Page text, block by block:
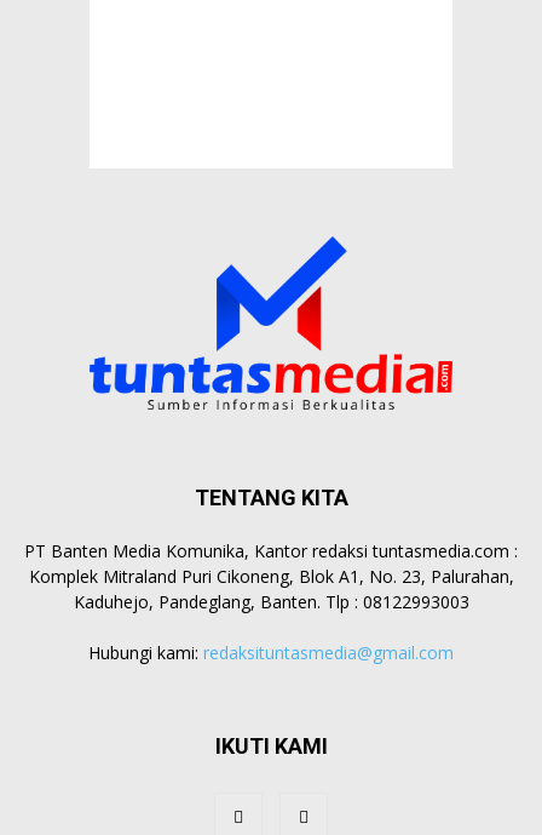
TENTANG KITA
PT Banten Media Komunika, Kantor redaksi tuntasmedia.com :
Komplek Mitraland Puri Cikoneng, Blok A1, No. 23, Palurahan,
Kaduhejo, Pandeglang, Banten. Tlp : 08122993003
Hubungi kami: redaksituntasmedia@gmail.com
IKUTI KAMI